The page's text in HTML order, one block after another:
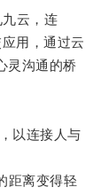
云，连
用，通过云
灵沟通的桥
以连接人与
离变得轻